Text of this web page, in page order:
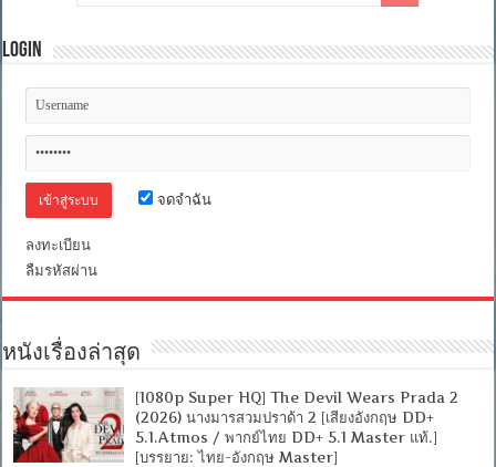
อังกฤษ
ไทย
คม
[MKV]
Login
จดจำฉัน
ลงทะเบียน
ลืมรหัสผ่าน
หนังเรื่องล่าสุด
[1080p Super HQ] The Devil Wears Prada 2
(2026) นางมารสวมปราด้า 2 [เสียงอังกฤษ DD+
5.1.Atmos / พากย์ไทย DD+ 5.1 Master แท้.]
[บรรยาย: ไทย-อังกฤษ Master]